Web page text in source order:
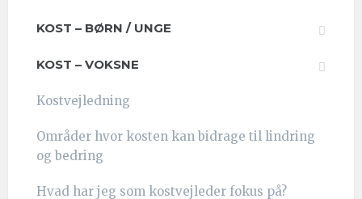
KOST – BØRN / UNGE
KOST – VOKSNE
Kostvejledning
Områder hvor kosten kan bidrage til lindring
og bedring
Hvad har jeg som kostvejleder fokus på?